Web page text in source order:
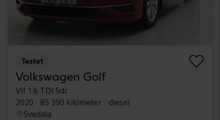
Testet
Volkswagen Golf
VII 1.6 TDI 5dr
2020
85 390 kilometer
diesel
Svedala